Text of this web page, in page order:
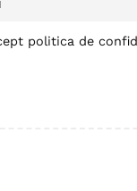
politica de